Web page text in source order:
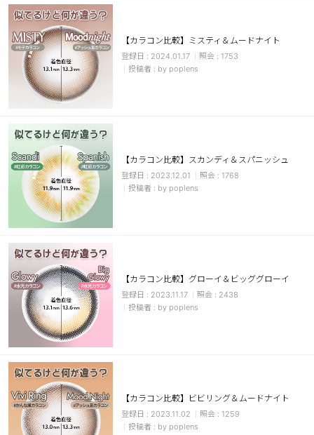
ブルー
透明
乱視用
ハロウィンカラコン
ケア用品
レビュー
EYEしてる
総合掲示板
カスタマーサービス
ショッピングガイド
アプリダウンロード
INSTAGRAM TWITTER
【カラコン比較】ミスティ＆ムードナイト
2024.01.17
1753
by poplens
【カラコン比較】スカンディ＆スパニッシュ
2023.12.01
1768
by poplens
【カラコン比較】グローイ＆ビッググローイ
2023.11.17
2438
by poplens
【カラコン比較】ビビリング＆ムードナイト
2023.11.02
1259
by poplens